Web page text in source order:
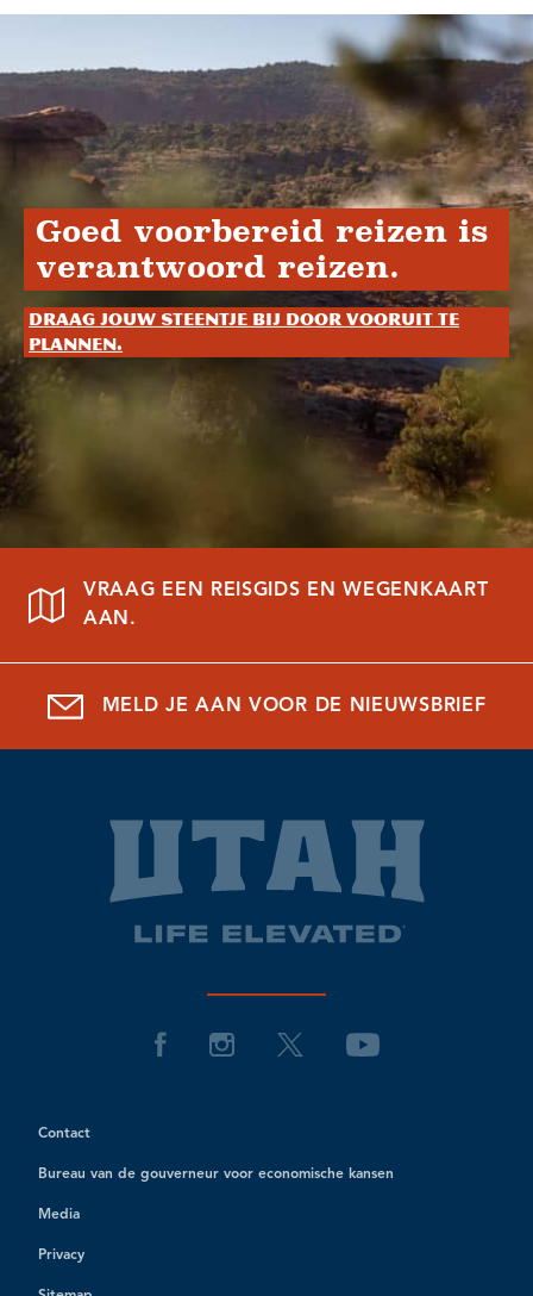
Goed voorbereid reizen is
verantwoord reizen.
Draag jouw steentje bij door vooruit te
plannen.
VRAAG EEN REISGIDS EN WEGENKAART
AAN.
MELD JE AAN VOOR DE NIEUWSBRIEF
Contact
Bureau van de gouverneur voor economische kansen
Media
Privacy